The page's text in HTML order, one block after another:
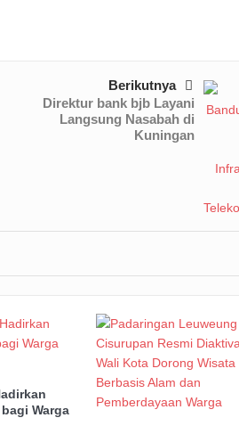
Berikutnya
Direktur bank bjb Layani
Langsung Nasabah di
Kuningan
Warga